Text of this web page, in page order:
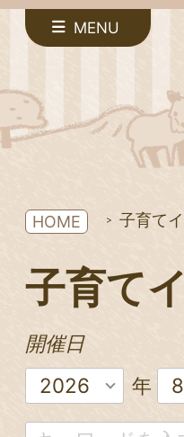
MENU
HOME 子育て
子育て
開催日
2026
年 8